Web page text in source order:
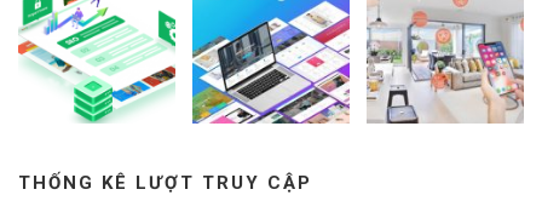
THỐNG KÊ LƯỢT TRUY CẬP